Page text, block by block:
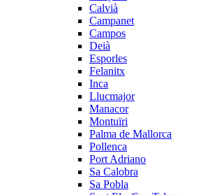
Calvià
Campanet
Campos
Deià
Esporles
Felanitx
Inca
Llucmajor
Manacor
Montuïri
Palma de Mallorca
Pollenca
Port Adriano
Sa Calobra
Sa Pobla